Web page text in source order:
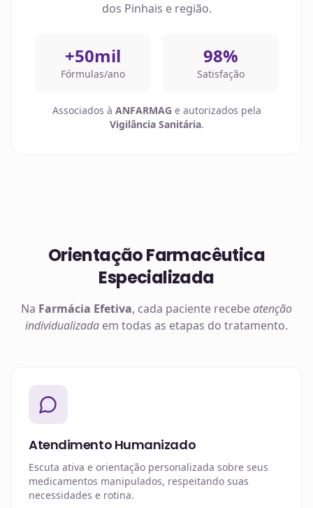
dos Pinhais e região.
+50mil
Fórmulas/ano
98%
Satisfação
Associados à ANFARMAG e autorizados pela
Vigilância Sanitária.
Orientação Farmacêutica
Especializada
Na Farmácia Efetiva, cada paciente recebeatenção
individualizada em todas as etapas do tratamento.
Atendimento Humanizado
Escuta ativa e orientação personalizada sobre seus
medicamentos manipulados, respeitando suas
necessidades e rotina.